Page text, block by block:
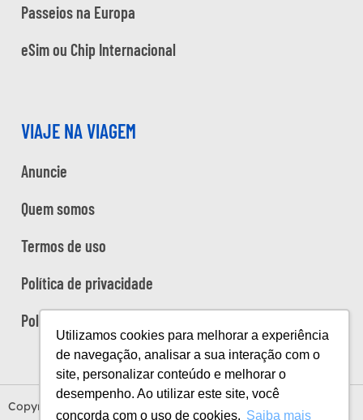
Utilizamos cookies para melhorar a experiência
de navegação, analisar a sua interação com o
site, personalizar conteúdo e melhorar o
desempenho. Ao utilizar este site, você
concorda com o uso de cookies. Saiba mais
Passeios na Europa
eSim ou Chip Internacional
VIAJE NA VIAGEM
Anuncie
Quem somos
Termos de uso
Política de privacidade
Política de cookies
Copyright Viaje na Viagem © 2026